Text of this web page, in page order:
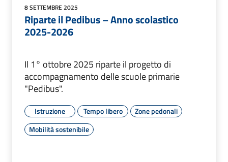
8 SETTEMBRE 2025
Riparte il Pedibus – Anno scolastico
2025-2026
Il 1° ottobre 2025 riparte il progetto di
accompagnamento delle scuole primarie
"Pedibus".
Istruzione Tempo libero
Zone pedonali
Mobilità sostenibile